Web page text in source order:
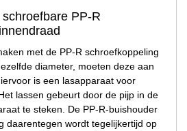
PP-R
met de PP-R schroefkoppeling
diameter, moeten deze aan
is een lasapparaat voor
lassen gebeurt door de pijp in de
te steken. De PP-R-buishouder
daarentegen wordt tegelijkertijd op